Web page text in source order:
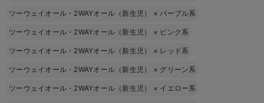
ツーウェイオール・2WAYオール（新生児） ×パープル系
ツーウェイオール・2WAYオール（新生児） × ピンク系
ツーウェイオール・2WAYオール（新生児） × レッド系
ツーウェイオール・2WAYオール（新生児） × グリーン系
ツーウェイオール・2WAYオール（新生児） × イエロー系